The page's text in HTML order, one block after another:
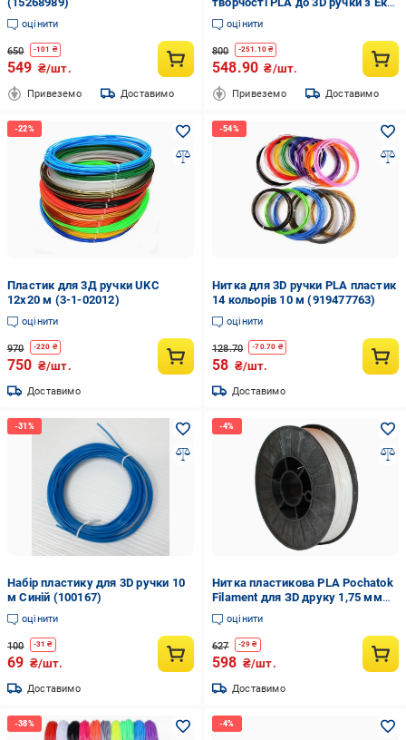
оцінити
650 -101 ₴
549 ₴/шт.
Привеземо Доставимо
пластиком по 10 м 20 шт.
оцінити
800 -251.10₴
548.90 ₴/шт.
Привеземо Доставимо
Пластик для 3Д ручки UKC
12х20 м (3-1-02012)
оцінити
970 -220 ₴
750 ₴/шт.
Доставимо
Нитка для 3D ручки PLA пластик
14 кольорів 10 м (919477763)
оцінити
128.70 -70.70 ₴
58 ₴/шт.
Доставимо
Набір пластику для 3D ручки 10
м Синій (100167)
оцінити
100 -31 ₴
69 ₴/шт.
Доставимо
Нитка пластикова PLA Pochatok
Filament для ЗD друку 1,75 мм
0,75 кг Теплий білий (13002)
оцінити
627 -29 ₴
598 ₴/шт.
Доставимо